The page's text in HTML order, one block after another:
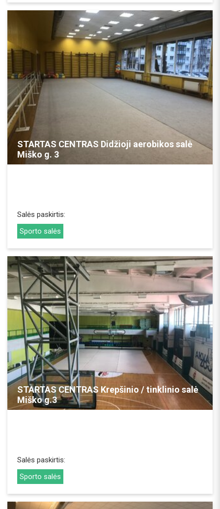
STARTAS CENTRAS Didžioji aerobikos salė
Miško g. 3
Salės paskirtis:
Sporto salės
REZERVUOTI
STARTAS CENTRAS Krepšinio / tinklinio salė
Miško g.3
Salės paskirtis:
Sporto salės
REZERVUOTI